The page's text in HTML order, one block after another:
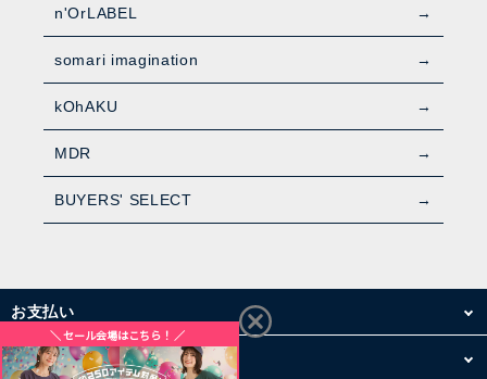
n'OrLABEL
somari imagination
kOhAKU
MDR
BUYERS' SELECT
お支払い
配送・送料